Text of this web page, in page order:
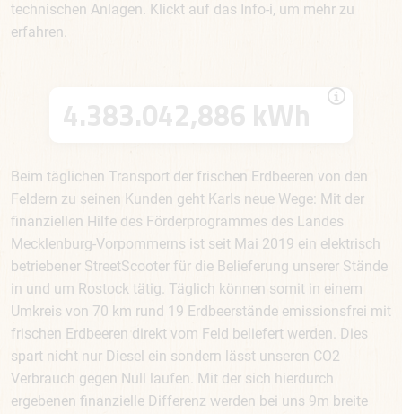
technischen Anlagen. Klickt auf das Info-i, um mehr zu
erfahren.
g
Beim täglichen Transport der frischen Erdbeeren von den
Feldern zu seinen Kunden geht Karls neue Wege: Mit der
finanziellen Hilfe des Förderprogrammes des Landes
Mecklenburg-Vorpommerns ist seit Mai 2019 ein elektrisch
betriebener StreetScooter für die Belieferung unserer Stände
in und um Rostock tätig. Täglich können somit in einem
Umkreis von 70 km rund 19 Erdbeerstände emissionsfrei mit
frischen Erdbeeren direkt vom Feld beliefert werden. Dies
spart nicht nur Diesel ein sondern lässt unseren CO2
Verbrauch gegen Null laufen. Mit der sich hierdurch
ergebenen finanzielle Differenz werden bei uns 9m breite